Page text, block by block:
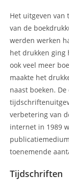
Het uitgeven
van de
werden werken
het drukken ging
ook veel meer
maakte het
naast boeken.
verbetering van
internet in 1989
toenemende
Tijdschriften